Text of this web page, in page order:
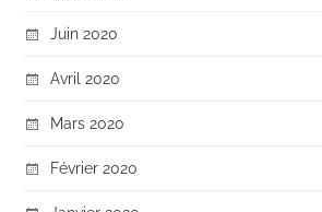
Juin 2020
Avril 2020
Mars 2020
Février 2020